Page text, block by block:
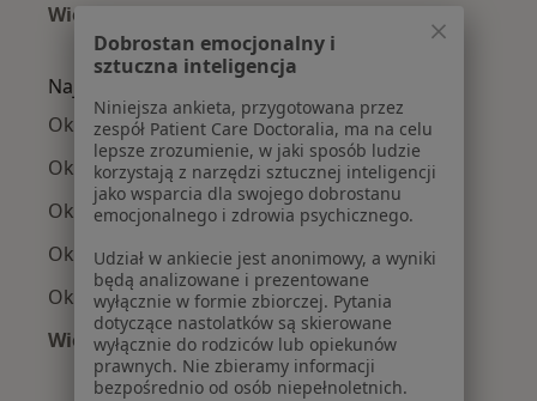
Więcej (15)
Więcej w kategorii: Najczęście leczone
Najpopularniejsze ubezpieczenia
Okuliści z PZU Zdrowie w Białymstoku
Okuliści z Compensa w Białymstoku
Okuliści z Enel-med w Białymstoku
Okuliści z Allianz w Białymstoku
Okuliści z POLMED w Białymstoku
Więcej (2)
Więcej w kategorii: Najpopularniejsze
Dobrostan emocjonalny i
sztuczna inteligencja
Niniejsza ankieta, przygotowana przez
zespół Patient Care Doctoralia, ma na celu
lepsze zrozumienie, w jaki sposób ludzie
korzystają z narzędzi sztucznej inteligencji
jako wsparcia dla swojego dobrostanu
emocjonalnego i zdrowia psychicznego.
Udział w ankiecie jest anonimowy, a wyniki
będą analizowane i prezentowane
wyłącznie w formie zbiorczej. Pytania
dotyczące nastolatków są skierowane
wyłącznie do rodziców lub opiekunów
prawnych. Nie zbieramy informacji
bezpośrednio od osób niepełnoletnich.